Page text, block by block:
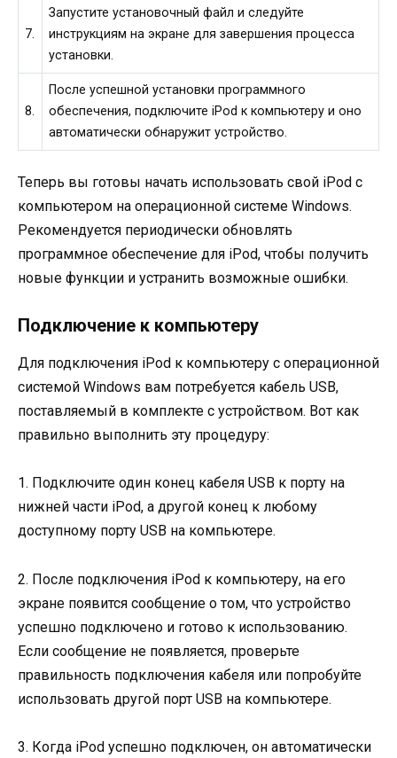
7.
Запустите установочный файл и следуйте
инструкциям на экране для завершения процесса
установки.
8.
После успешной установки программного
обеспечения, подключите iPod к компьютеру и оно
автоматически обнаружит устройство.
Теперь вы готовы начать использовать свой iPod с
компьютером на операционной системе Windows.
Рекомендуется периодически обновлять
программное обеспечение для iPod, чтобы получить
новые функции и устранить возможные ошибки.
Подключение к компьютеру
Для подключения iPod к компьютеру с операционной
системой Windows вам потребуется кабель USB,
поставляемый в комплекте с устройством. Вот как
правильно выполнить эту процедуру:
1. Подключите один конец кабеля USB к порту на
нижней части iPod, а другой конец к любому
доступному порту USB на компьютере.
2. После подключения iPod к компьютеру, на его
экране появится сообщение о том, что устройство
успешно подключено и готово к использованию.
Если сообщение не появляется, проверьте
правильность подключения кабеля или попробуйте
использовать другой порт USB на компьютере.
3. Когда iPod успешно подключен, он автоматически